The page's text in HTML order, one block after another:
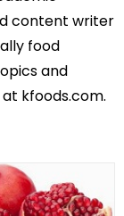
content writer
food
and
kfoods.com.